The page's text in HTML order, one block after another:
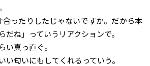
合ったりしたじゃないですか。だから本
だね」っていうリアクションで。
い真っ直ぐ。
い匂いにもしてくれるっていう。